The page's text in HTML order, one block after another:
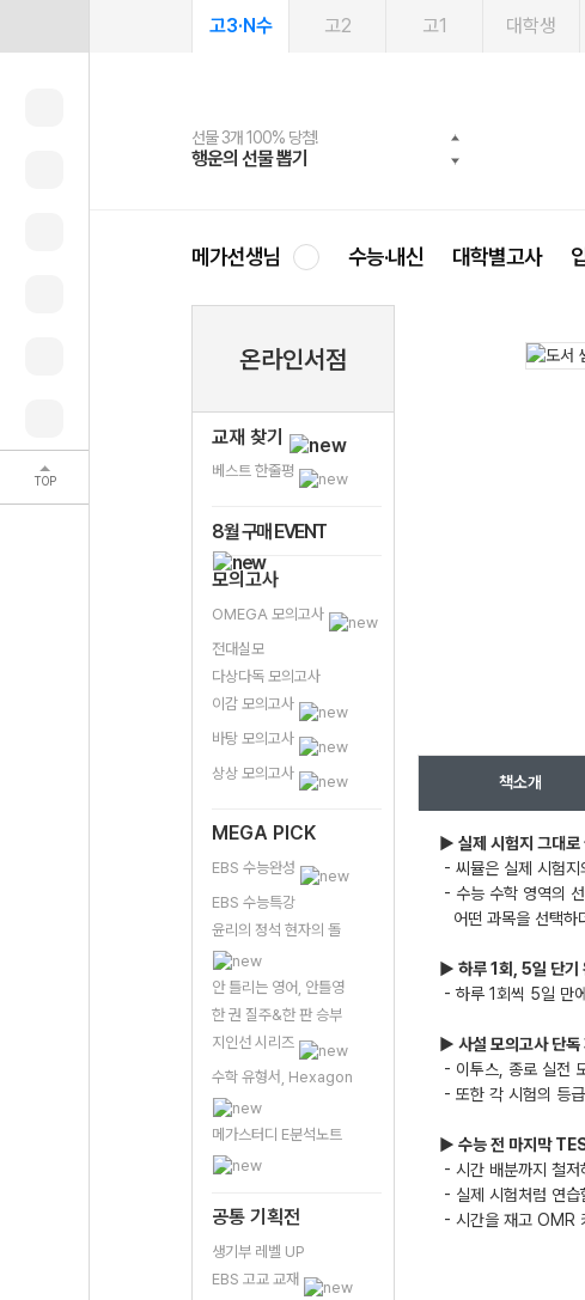
TOP
고3·N수 고2 고1 대학생
선물 3개 100% 당첨!
행운의 선물 뽑기
선물 100% 증정!
메가스터디 X 올리브
여름방학 스터디 캐시백
메가런 썸머스쿨
2027 러셀 단과
강사 공개선발
스마트러닝앱
설문 EVENT
메가패스
3일 무료 체험권
메가패스 수강생 무료혜택!
메가클럽 멤버십
사회공헌 캠페인
희망이룸 메가나눔
메가선생님 수능·내신 대학별고사
온라인서점
교재 찾기
베스트 한줄평
8월 구매 EVENT
모의고사
OMEGA 모의고사
전대실모
다상다독 모의고사
이감 모의고사
바탕 모의고사
상상 모의고사
MEGA PICK
EBS 수능완성
EBS 수능특강
윤리의 정석 현자의 돌
안 틀리는 영어, 안틀영
한 권 질주&한 판 승부
지인선 시리즈
수학 유형서, Hexagon
메가스터디 E분석노트
공통 기획전
생기부 레벨 UP
EBS 고교 교재
책소개
▶ 실제 시험지 그대로
- 씨뮬은 실제 시험
- 수능 수학 영역의
어떤 과목을 선택하
▶ 하루 1회, 5일 단기
- 하루 1회씩 5일 만
▶ 사설 모의고사 단독
- 이투스, 종로 실전
- 또한 각 시험의 등
▶ 수능 전 마지막
- 시간 배분까지 철
- 실제 시험처럼 연
- 시간을 재고 OMR